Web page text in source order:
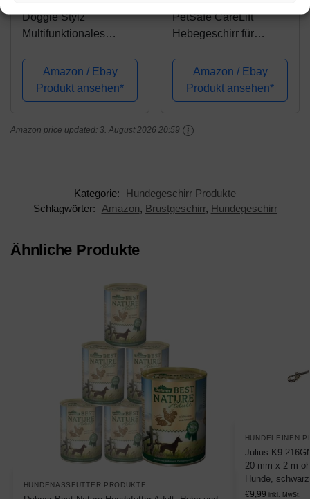
Doggie Stylz
Multifunktionales
Hundegeschirr,
geeignet für Front- und
Heck-Heben oder
Amazon / Ebay
Produkt ansehen*
PetSafe CareLift
Hebegeschirr für
Ganzkörperhebehilfe
mit Griff und
Schultergurt, Brust- und
Amazon / Ebay
Produkt ansehen*
Amazon price updated: 3. August 2026 20:59
Kategorie:
Hundegeschirr Produkte
Schlagwörter:
Amazon, Brustgeschirr, Hundegeschirr
Ähnliche Produkte
HUNDENASSFUTTER PRODUKTE
HUNDELEINEN
Julius-K9
20 mm x 2 m
Hunde,
€9,99 inkl. MwSt.